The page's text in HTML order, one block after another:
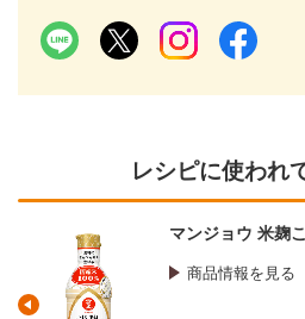
レシピに使われ
マンジョウ 米麹
商品情報を見る